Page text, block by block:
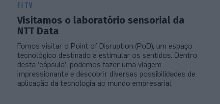
EI TV
Visitamos o laboratório sensorial da
NTT Data
Fomos visitar o Point of Disruption (PoD), um espaço
tecnológico destinado a estimular os sentidos. Dentro
desta ‘cápsula’, podemos fazer uma viagem
impressionante e descobrir diversas possibilidades de
aplicação da tecnologia ao mundo empresarial